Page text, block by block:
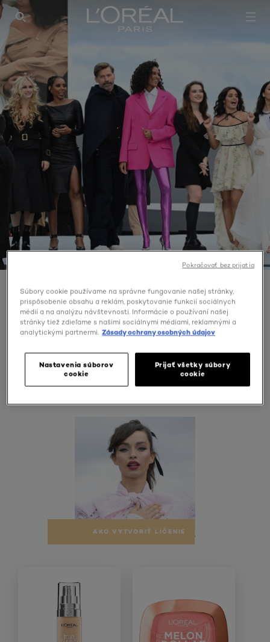
SEARCH THIS SITE
OBJAVTE JEDNO Z NAŠICH
IKONICKÝCH LÍČENÍ
VYTVORENÝCH PRE PARIS
ZISTITE, KTORÉ PRODUKTY NA SVOJE LÍČENIE
Skip the slider: PFW Luma Grothe
AKO VYTVORIŤ LÍČENIE
Súbory cookie používame na správne fungovanie našej stránky,
prispôsobenie obsahu a reklám, poskytovanie funkcií sociálnych
médií a na analýzu návštevnosti. Informácie o používaní našej
stránky tiež zdieľame s našimi sociálnymi médiami, reklamnými a
analytickými partnermi. Zásady ochrany osobných údajov
Nastavenia súborov
cookie
Prijať všetky súbory
cookie
Pokračovať bez prijatia